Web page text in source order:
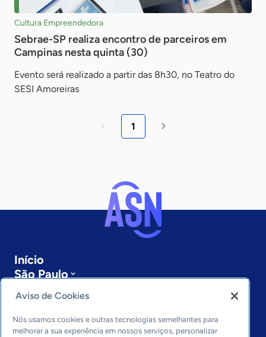
Cultura Empreendedora
Sebrae-SP realiza encontro de parceiros em
Campinas nesta quinta (30)
Evento será realizado a partir das 8h30, no Teatro do
SESI Amoreiras
1
Início
São Paulo
Últimas notícias
Entre em contato
Editorias
Aviso de Cookies
Nós usamos cookies e outras tecnologias semelhantes para
melhorar a sua experiência em nossos serviços, personalizar